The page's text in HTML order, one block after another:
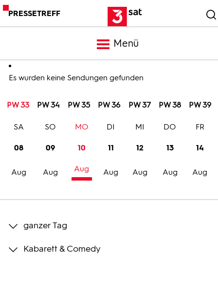
PRESSETREFF
Menü
Meldungen
Programm
Trailer
Bilder
Es wurden keine Sendungen gefunden
PW 33 PW 34 PW 35 PW 36 PW 37 PW 38 PW 39
08
Aug
SA
09
Aug
SO
10
Aug
MO
11
Aug
DI
12
Aug
MI
13
Aug
DO
14
Aug
FR
ganzer Tag
Kabarett & Comedy